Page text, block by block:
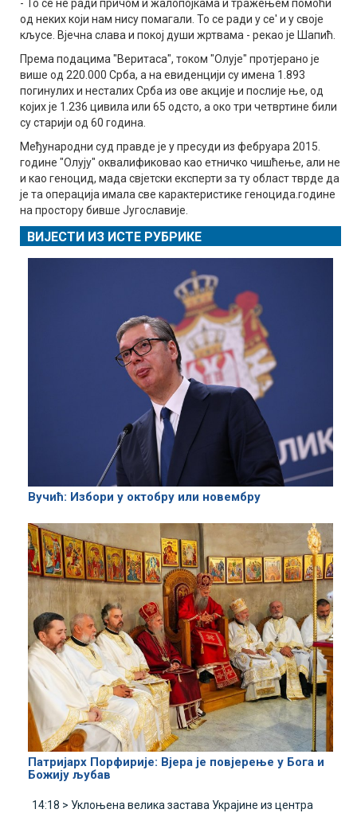
- То се не ради причом и жалопојкама и тражењем помоћи
од неких који нам нису помагали. То се ради у се' и у своје
кљусе. Вјечна слава и покој души жртвама - рекао је Шапић.
Према подацима "Веритаса", током "Олује" протјерано је
више од 220.000 Срба, а на евиденцији су имена 1.893
погинулих и несталих Срба из ове акције и послије ње, од
којих је 1.236 цивила или 65 одсто, а око три четвртине били
су старији од 60 година.
Међународни суд правде је у пресуди из фебруара 2015.
године "Олују" оквалификовао као етничко чишћење, али не
и као геноцид, мада свјетски експерти за ту област тврде да
је та операција имала све карактеристике геноцида.године
на простору бивше Југославије.
ВИЈЕСТИ ИЗ ИСТЕ РУБРИКЕ
Вучић: Избори у октобру или новембру
Патријарх Порфирије: Вјера је повјерење у Бога и
Божију љубав
14:18 > Уклоњена велика застава Украјине из центра